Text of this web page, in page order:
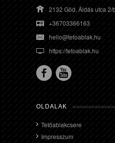
2132 Göd, Áldás utca 2/
+36703366163
hello@tetoablak.hu
https://tetoablak.hu
OLDALAK
Tetőablakcsere
Impresszum